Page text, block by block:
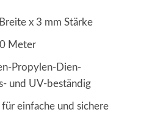
x 3 mm Stärke
Meter
Propylen-Dien-
und UV-beständig
einfache und sichere